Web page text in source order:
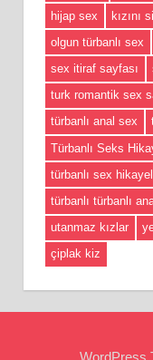
hijap sex
kızını
olgun türbanlı sex
sex itiraf sayfası
turk romantik sex
türbanlı anal sex
Türbanlı Seks
türbanlı sex
türbanlı türbanlı
utanmaz kızlar
çiplak kiz